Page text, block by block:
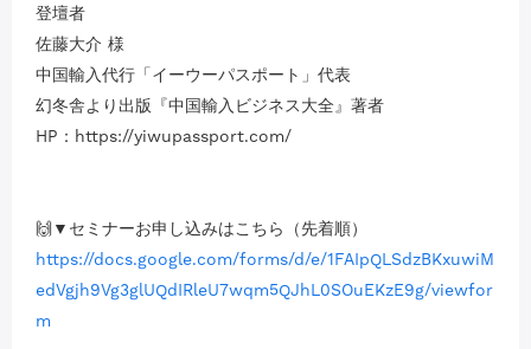
登壇者
佐藤大介 様
中国輸入代行「イーウーパスポート」代表
幻冬舎より出版『中国輸入ビジネス大全』著者
HP：https://yiwupassport.com/
🙌▼セミナーお申し込みはこちら（先着順）
https://docs.google.com/forms/d/e/1FAIpQLSdzBKxuwiM
edVgjh9Vg3glUQdIRleU7wqm5QJhL0SOuEKzE9g/viewfor
m